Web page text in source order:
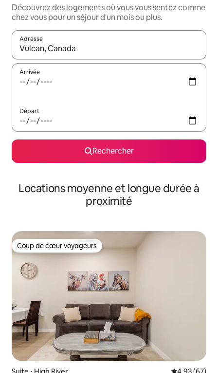
Découvrez des logements où vous vous sentez comme
chez vous pour un séjour d'un mois ou plus.
Adresse
Lorsque les résultats s'affichent, utilisez les flèches vers le
Arrivée
Départ
Rechercher
Locations moyenne et longue durée à
proximité
Coup de cœur voyageurs
Coup de cœur voyageurs